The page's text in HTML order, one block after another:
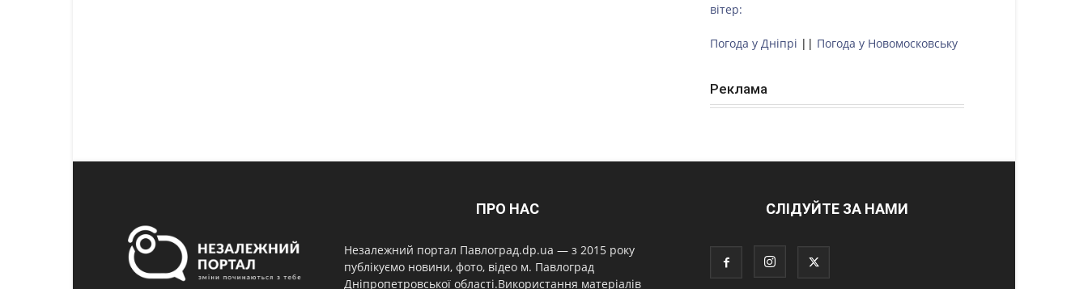
вітер:
Погода у Дніпрі || Погода у Новомосковську
Реклама
ПРО НАС
Незалежний портал Павлоград.dp.ua — з 2015 року
публікуємо новини, фото, відео м. Павлоград
Дніпропетровської області.Використання матеріалів
СЛІДУЙТЕ ЗА НАМИ